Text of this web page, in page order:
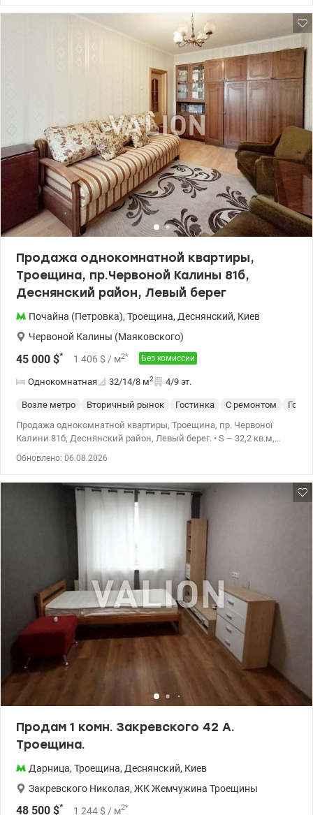
электрическая плита, вместительный холодильник и
морозильник (отдельно), вытяжка, фильтры воды. На полу
кафель. Из окон прекрасные виды. Развитая инфраструктура.
школы, садики, супермаркеты, укрытия, парковки, подземный
маркинг. Все рядом. Все маршруты Троещины начинаются с
Милославской улицы. Просмотры в удобное для Вас время.
Цена 90000 у.е. Моб.тел. 0982402742, 0953570166 Наталья
Николаевна valion.ua/1153944
Продажа однокомнатной квартиры,
Троещина, пр.Червоной Калины 81б,
Деснянский район, Левый берег
Почайна (Петровка), Троещина, Деснянский, Киев
Червоной Калины (Маяковского)
45 000 $* 1 406 $ / м2* Без комиссии
Однокомнатная 32/14/8 м2 4/9 эт.
Возле метро Вторичный рынок Гостинка С ремонтом
Продажа однокомнатной квартиры, Троещина, пр. Червоної
Калини 81б, Деснянский район, Левый берег. • S – 32,2 кв.м,
газифицирован. • Во дворе есть ухоженная придомовая
территория, детские площадки, парковочные места. • Дом
окружен развитой инфраструктурой: рядом с домом находятся –
гимназия, детский сад, школ, спортивные площадки, аптеки,
салоны красоты, кафе, рестораны, отделения банков, почта,
магазины, супермаркеты, рынок, бювет. • Отдых: сквер, озера с
пляжами, кинотеатр «Флоренция». • Удобная транспортная
развязка: до остановки скоростного трамвая – 7 мин пешком,
до ст.м. «Левобережная», «Дарница» – 20 мин маршруткой, до
ст.м. «Почайная» – 30 мин транспортом. Цена: 45000 у.е., тел. 067
409-44-43 Оливия. valion.ua/1151276
Обновлено: 06.08.2026
Продам 1 комн. Закревского 42 А.
Троещина.
Дарница, Троещина, Деснянский, Киев
Закревского Николая, ЖК Жемчужина Троещины
48 500 $* 1 244 $ / м2*